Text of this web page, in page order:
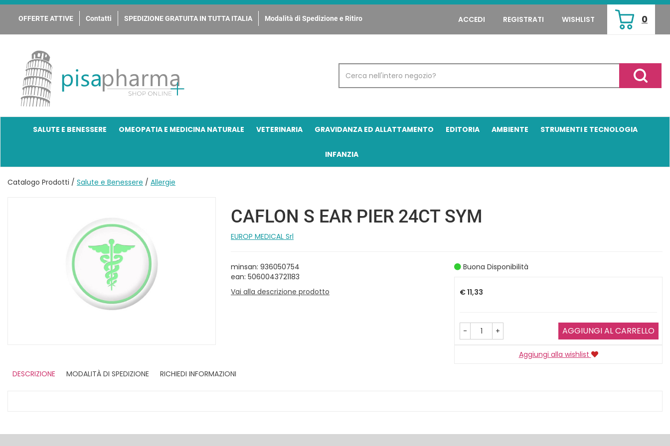
Passa
principale
OFFERTE ATTIVE Contatti SPEDIZIONE GRATUITA IN TUTTA ITALIA Modalità di Spedizione e Ritiro ACCEDI REGISTRATI WISHLIST 0
ARTICOLI
INSERITI
PisaPharma
Prodotto
Cerca
SALUTE E BENESSERE OMEOPATIA E MEDICINA NATURALE VETERINARIA GRAVIDANZA ED ALLATTAMENTO EDITORIA AMBIENTE STRUMENTI E TECNOLOGIA
INFANZIA
Catalogo Prodotti / Salute e Benessere / Allergie
CAFLON S EAR PIER 24CT SYM
EUROP MEDICAL Srl
minsan: 936050754
ean: 5060043721183
Vai alla descrizione prodotto
Buona Disponibilità
€ 11,33
- + AGGIUNGI AL CARRELLO
Aggiungi alla wishlist
DESCRIZIONE
MODALITÀ DI SPEDIZIONE RICHIEDI INFORMAZIONI